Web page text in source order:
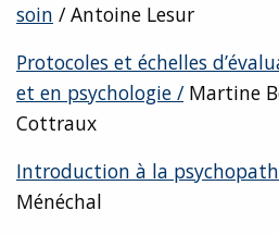
soin / Antoine Lesur
Protocoles et échelles
et en psychologie /Martine
Cottraux
Introduction à la
Ménéchal